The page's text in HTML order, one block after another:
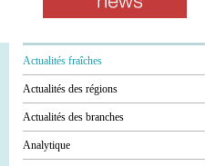
Actualités fraîches
Actualités des régions
Actualités des branches
Analytique